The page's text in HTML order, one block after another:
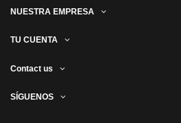
NUESTRA EMPRESA
TU CUENTA
Contact us
SÍGUENOS